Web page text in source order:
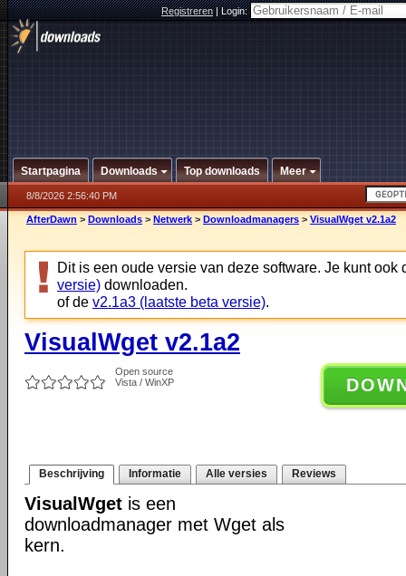
Registreren|Login:
Startpagina Downloads Top downloads Meer
8/8/2026 2:56:40 PM
AfterDawn > Downloads > Netwerk > Downloadmanagers > VisualWget v2.1a2
Dit is een oude versie van deze software. Je kunt ook
versie) downloaden.
of de v2.1a3 (laatste beta versie).
VisualWget v2.1a2
Open source
Vista / WinXP
Beschrijving Informatie Alle versies Reviews
VisualWget is een
downloadmanager met Wget als
kern.